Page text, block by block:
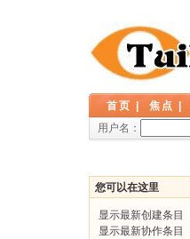
首页 焦点
用户名：
您可以在这里
显示最新创建条目
显示最新协作条目